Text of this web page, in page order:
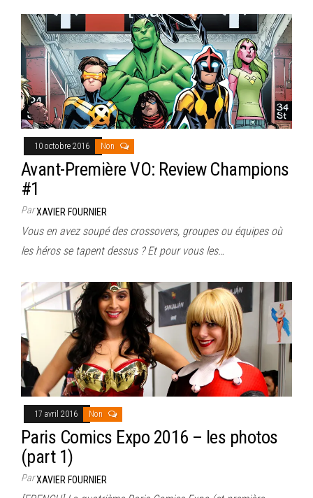
10 octobre 2016 Non
Avant-Première VO: Review Champions
#1
ParXAVIER FOURNIER
Vous en avez soupé des crossovers, groupes ou équipes où
les héros se tapent dessus ? Et pour vous les…
17 avril 2016 Non
Paris Comics Expo 2016 – les photos
(part 1)
ParXAVIER FOURNIER